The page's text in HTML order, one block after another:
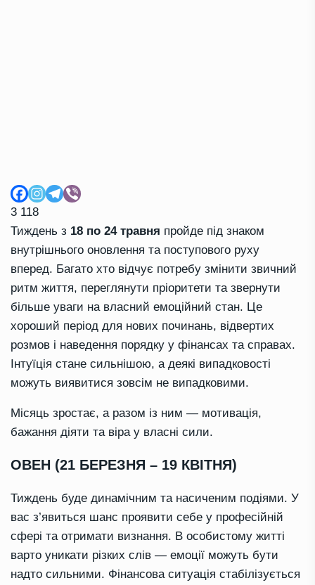
3 118
Тиждень з 18 по 24 травня пройде під знаком
внутрішнього оновлення та поступового руху
вперед. Багато хто відчує потребу змінити звичний
ритм життя, переглянути пріоритети та звернути
більше уваги на власний емоційний стан. Це
хороший період для нових починань, відвертих
розмов і наведення порядку у фінансах та справах.
Інтуїція стане сильнішою, а деякі випадковості
можуть виявитися зовсім не випадковими.
Місяць зростає, а разом із ним — мотивація,
бажання діяти та віра у власні сили.
ОВЕН (21 БЕРЕЗНЯ – 19 КВІТНЯ)
Тиждень буде динамічним та насиченим подіями. У
вас з’явиться шанс проявити себе у професійній
сфері та отримати визнання. В особистому житті
варто уникати різких слів — емоції можуть бути
надто сильними. Фінансова ситуація стабілізується